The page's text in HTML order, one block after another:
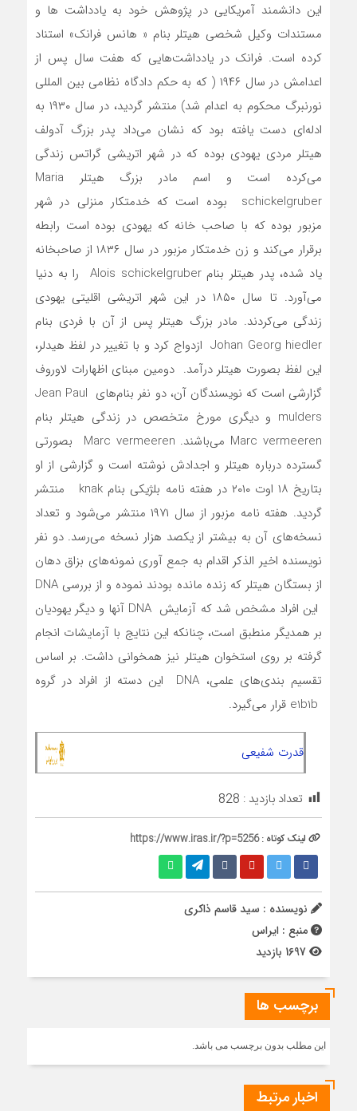
این دانشمند آمریکایی در پژوهش خود به یادداشت ‌ها و
مستندات وکیل شخصی هیتلر بنام « هانس فرانک» استناد
کرده است. فرانک در یادداشت‌هایی که هفت سال پس از
اعدامش در سال ۱۹۴۶ ( که به حکم دادگاه نظامی بین المللی
نورنبرگ محکوم به اعدام شد) منتشر گردید، در سال ۱۹۳۰ به
ادله‌ای دست یافته بود که نشان می‌داد پدر بزرگ آدولف
هیتلر مردی یهودی بوده که در شهر اتریشی گراتس زندگی
می‌کرده است و اسم مادر بزرگ هیتلر Maria
schickelgruber بوده است که خدمتکار منزلی در شهر
مزبور بوده که با صاحب خانه که یهودی بوده است رابطه
برقرار می‌کند و زن خدمتکار مزبور در سال ۱۸۳۶ از صاحبخانه
یاد شده، پدر هیتلر بنام Alois schickelgruber را به دنیا
می‌آورد. تا سال ۱۸۵۰ در این شهر اتریشی اقلیتی یهودی
زندگی می‌کردند. مادر بزرگ هیتلر پس از آن با فردی بنام
Johan Georg hiedler ازدواج کرد و با تغییر در لفظ هیدلر،
این لفظ بصورت هیتلر درآمد. دومین مبنای اظهارات لاوروف
گزارشی است که نویسندگان آن، دو نفر بنام‌های Jean Paul
mulders و دیگری مورخ متخصص در زندگی هیتلر بنام
Marc vermeeren می‌باشند. Marc vermeeren بصورتی
گسترده درباره هیتلر و اجدادش نوشته است و گزارشی از او
بتاریخ ۱۸ اوت ۲۰۱۰ در هفته نامه بلژیکی بنام knak منتشر
گردید. هفته نامه مزبور از سال ۱۹۷۱ منتشر می‌شود و تعداد
نسخه‌های آن به بیشتر از یکصد هزار نسخه می‌رسد. دو نفر
نویسنده اخیر الذکر اقدام به جمع آوری نمونه‌های بزاق دهان
از بستگان هیتلر که زنده مانده بودند نموده و از بررسی DNA
این افراد مشخص شد که آزمایش DNA آنها و دیگر یهودیان
بر همدیگر منطبق است، چنانکه این نتایج با آزمایشات انجام
گرفته بر روی استخوان هیتلر نیز همخوانی داشت. بر اساس
تقسیم بندی‌های علمی، DNA این دسته از افراد در گروه
قدرت شفیعی
تعداد بازدید : 828
لینک کوتاه :https://www.iras.ir/?p=5256
نویسنده : سید قاسم ذاکری
منبع : ایراس
برچسب ها
این مطلب بدون برچسب می باشد.
اخبار مرتبط